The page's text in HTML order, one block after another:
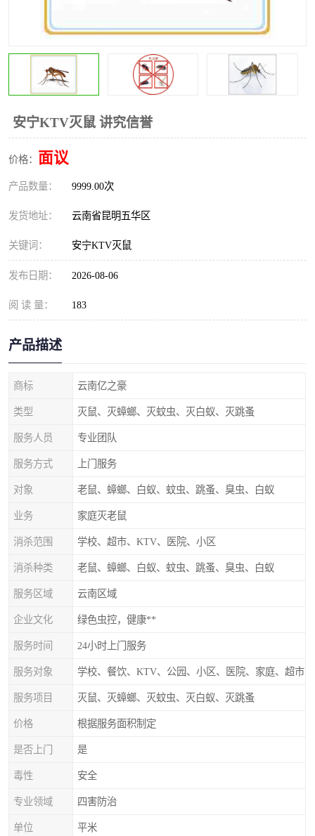
安宁KTV灭鼠 讲究信誉
价格： 面议
产品数量： 9999.00次
发货地址： 云南省昆明五华区
关键词： 安宁KTV灭鼠
发布日期： 2026-08-06
阅 读 量： 183
产品描述
商标 云南亿之豪
类型 灭鼠、灭蟑螂、灭蚊虫、灭白蚁、灭跳蚤
服务人员 专业团队
服务方式 上门服务
对象 老鼠、蟑螂、白蚁、蚊虫、跳蚤、臭虫、白蚁
业务 家庭灭老鼠
消杀范围 学校、超市、KTV、医院、小区
消杀种类 老鼠、蟑螂、白蚁、蚊虫、跳蚤、臭虫、白蚁
服务区域 云南区域
企业文化 绿色虫控，健康**
服务时间 24小时上门服务
服务对象 学校、餐饮、KTV、公园、小区、医院、家庭、超市
服务项目 灭鼠、灭蟑螂、灭蚊虫、灭白蚁、灭跳蚤
价格 根据服务面积制定
是否上门 是
毒性 安全
专业领域 四害防治
单位 平米